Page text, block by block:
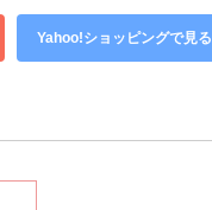
Yahoo!ショッピングで見る